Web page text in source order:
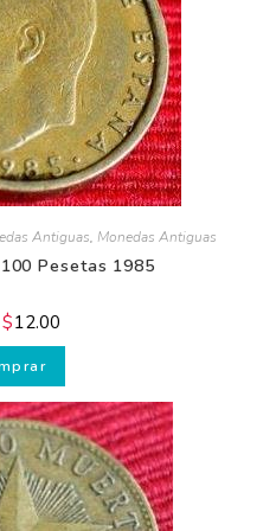
Antiguas,Monedas Antiguas
12.00
tus
únicos
magia
tu estilo
la
de tu